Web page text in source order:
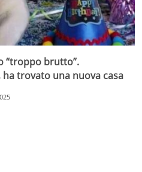
“troppo brutto”.
trovato una nuova casa